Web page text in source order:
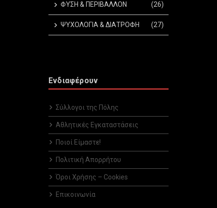
ΦΥΣΗ & ΠΕΡΙΒΑΛΛΟΝ (26)
ΨΥΧΟΛΟΓΙΑ & ΔΙΑΤΡΟΦΗ (27)
Ενδιαφέρουν
Σύλλογοι της Πόλης
Αθλητικές Εγκαταστάσεις
Ποιοί Είμαστε!
Πολιτική Απορρήτου
Όροι Χρήσης – Cookies
Επικοινωνία